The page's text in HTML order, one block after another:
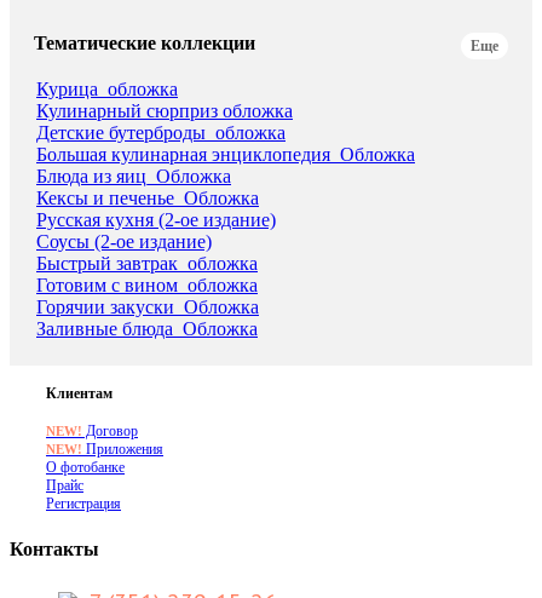
Тематические коллекции Еще
Курица_обложка
Кулинарный сюрприз обложка
Детские бутерброды_обложка
Большая кулинарная энциклопедия_Обложка
Блюда из яиц_Обложка
Кексы и печенье_Обложка
Русская кухня (2-ое издание)
Соусы (2-ое издание)
Быстрый завтрак_обложка
Готовим с вином_обложка
Горячии закуски_Обложка
Заливные блюда_Обложка
Клиентам
NEW! Договор
NEW! Приложения
О фотобанке
Прайс
Регистрация
Контакты